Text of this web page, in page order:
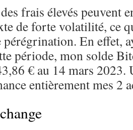
frais élevés peuvent
de forte volatilité, ce
pérégrination. En effet,
période, mon solde
€ au 14 mars 2023.
entièrement mes 2